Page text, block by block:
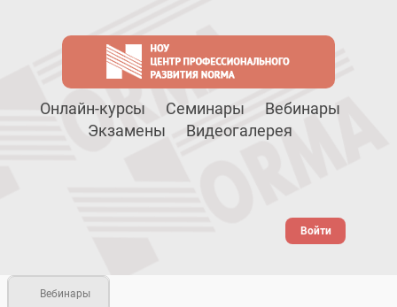
Онлайн-курсы Семинары
Вебинары
Экзамены
Видеогалерея
Войти
Вебинары